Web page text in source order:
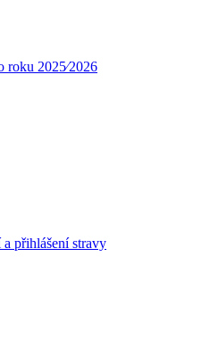
roku 2025⁄2026
přihlášení stravy